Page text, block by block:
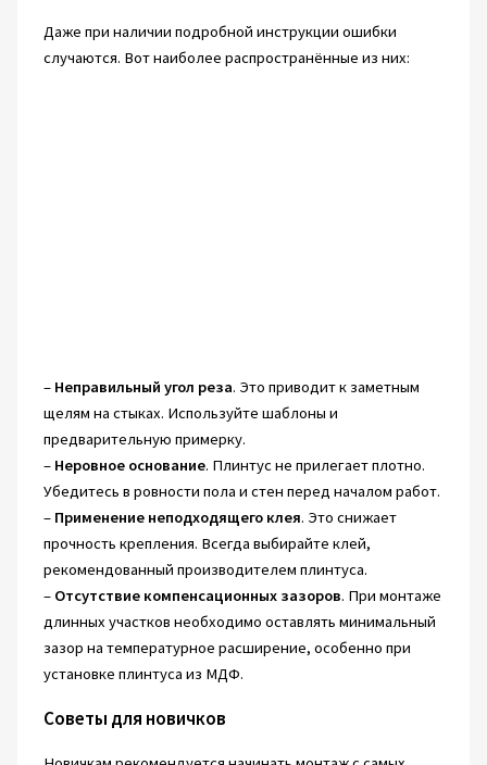
Даже при наличии подробной инструкции ошибки
случаются. Вот наиболее распространённые из них:
– Неправильный угол реза. Это приводит к заметным
щелям на стыках. Используйте шаблоны и
предварительную примерку.
– Неровное основание. Плинтус не прилегает плотно.
Убедитесь в ровности пола и стен перед началом работ.
– Применение неподходящего клея. Это снижает
прочность крепления. Всегда выбирайте клей,
рекомендованный производителем плинтуса.
– Отсутствие компенсационных зазоров. При монтаже
длинных участков необходимо оставлять минимальный
зазор на температурное расширение, особенно при
установке плинтуса из МДФ.
Советы для новичков